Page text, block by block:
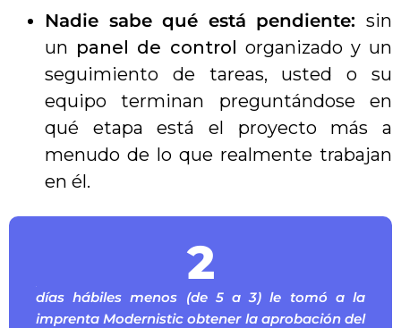
Nadie sabe qué está pendiente: sin
un panel de control organizado y un
seguimiento de tareas, usted o su
equipo terminan preguntándose en
qué etapa está el proyecto más a
menudo de lo que realmente trabajan
en él.
2
días hábiles menos (de 5 a 3) le tomó a la
imprenta Modernistic obtener la aprobación del